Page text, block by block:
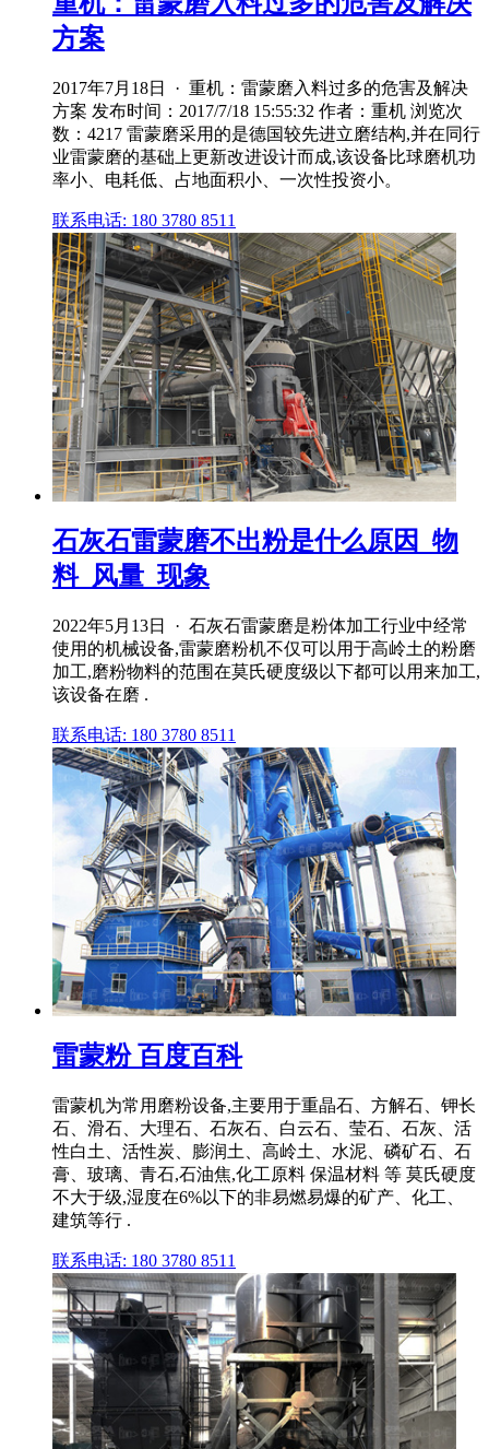
方案
2017年7月18日 · 重机：雷蒙磨入料过多的危害及解决
方案 发布时间：2017/7/18 15:55:32 作者：重机 浏览次
数：4217 雷蒙磨采用的是德国较先进立磨结构,并在同行
业雷蒙磨的基础上更新改进设计而成,该设备比球磨机功
率小、电耗低、占地面积小、一次性投资小。
联系电话: 180 3780 8511
石灰石雷蒙磨不出粉是什么原因_物
料_风量_现象
2022年5月13日 · 石灰石雷蒙磨是粉体加工行业中经常
使用的机械设备,雷蒙磨粉机不仅可以用于高岭土的粉磨
加工,磨粉物料的范围在莫氏硬度级以下都可以用来加工,
该设备在磨 .
联系电话: 180 3780 8511
雷蒙粉 百度百科
雷蒙机为常用磨粉设备,主要用于重晶石、方解石、钾长
石、滑石、大理石、石灰石、白云石、莹石、石灰、活
性白土、活性炭、膨润土、高岭土、水泥、磷矿石、石
膏、玻璃、青石,石油焦,化工原料 保温材料 等 莫氏硬度
不大于级,湿度在6%以下的非易燃易爆的矿产、化工、
建筑等行 .
联系电话: 180 3780 8511